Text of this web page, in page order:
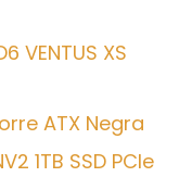
VENTUS XS
ATX Negra
1TB SSD PCIe